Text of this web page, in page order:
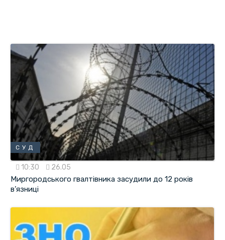
СУД
10:30 26.05
Миргородського гвалтівника засудили до 12 років
в’язниці